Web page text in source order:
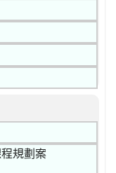
規劃案